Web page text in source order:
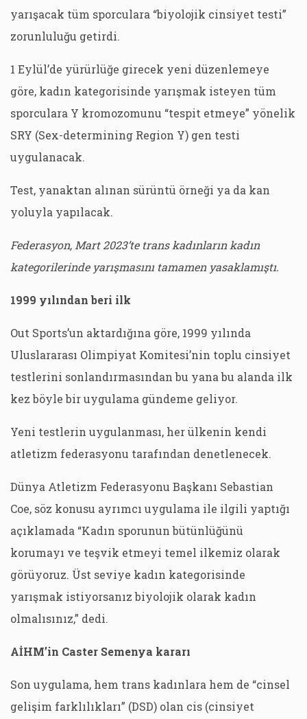
yarışacak tüm sporculara “biyolojik cinsiyet testi”
zorunluluğu getirdi.
1 Eylül’de yürürlüğe girecek yeni düzenlemeye
göre, kadın kategorisinde yarışmak isteyen tüm
sporculara Y kromozomunu “tespit etmeye” yönelik
SRY (Sex-determining Region Y) gen testi
uygulanacak.
Test, yanaktan alınan sürüntü örneği ya da kan
yoluyla yapılacak.
Federasyon, Mart 2023’te trans kadınların kadın
kategorilerinde yarışmasını tamamen yasaklamıştı.
1999 yılından beri ilk
Out Sports’un aktardığına göre, 1999 yılında
Uluslararası Olimpiyat Komitesi’nin toplu cinsiyet
testlerini sonlandırmasından bu yana bu alanda ilk
kez böyle bir uygulama gündeme geliyor.
Yeni testlerin uygulanması, her ülkenin kendi
atletizm federasyonu tarafından denetlenecek.
Dünya Atletizm Federasyonu Başkanı Sebastian
Coe, söz konusu ayrımcı uygulama ile ilgili yaptığı
açıklamada “Kadın sporunun bütünlüğünü
korumayı ve teşvik etmeyi temel ilkemiz olarak
görüyoruz. Üst seviye kadın kategorisinde
yarışmak istiyorsanız biyolojik olarak kadın
olmalısınız,” dedi.
AİHM’in Caster Semenya kararı
Son uygulama, hem trans kadınlara hem de “cinsel
gelişim farklılıkları” (DSD) olan cis (cinsiyet